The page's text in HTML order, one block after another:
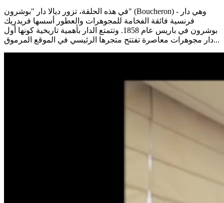
في هذه الحلقة، تزور ديالا دار "بوشرون" (Boucheron) - وهي دار
فرنسية فائقة الفخامة للمجوهرات والعطور أسسها فريدريك
بوشرون في باريس عام 1858. وتتمتع الدار بأهمية تاريخية كونها أول
دار مجوهرات معاصرة تفتتح متجرها الرئيسي في الموقع المرموق...